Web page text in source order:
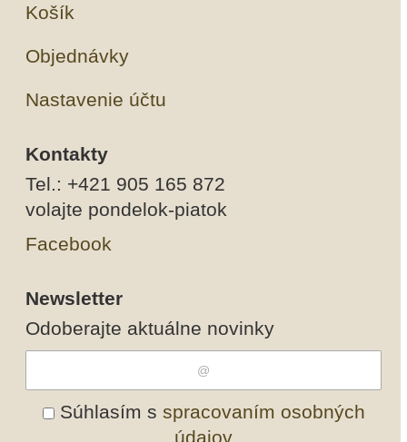
Košík
Objednávky
Nastavenie účtu
Kontakty
Tel.: +421 905 165 872
volajte pondelok-piatok
Facebook
Newsletter
Odoberajte aktuálne novinky
Súhlasím s spracovaním osobných
údajov